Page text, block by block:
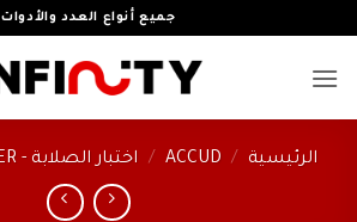
جميع أنواع العدد والأدوات
الرئيسية /
ACCUD
/ اختبار الصلابة - HARDNESS TESTER